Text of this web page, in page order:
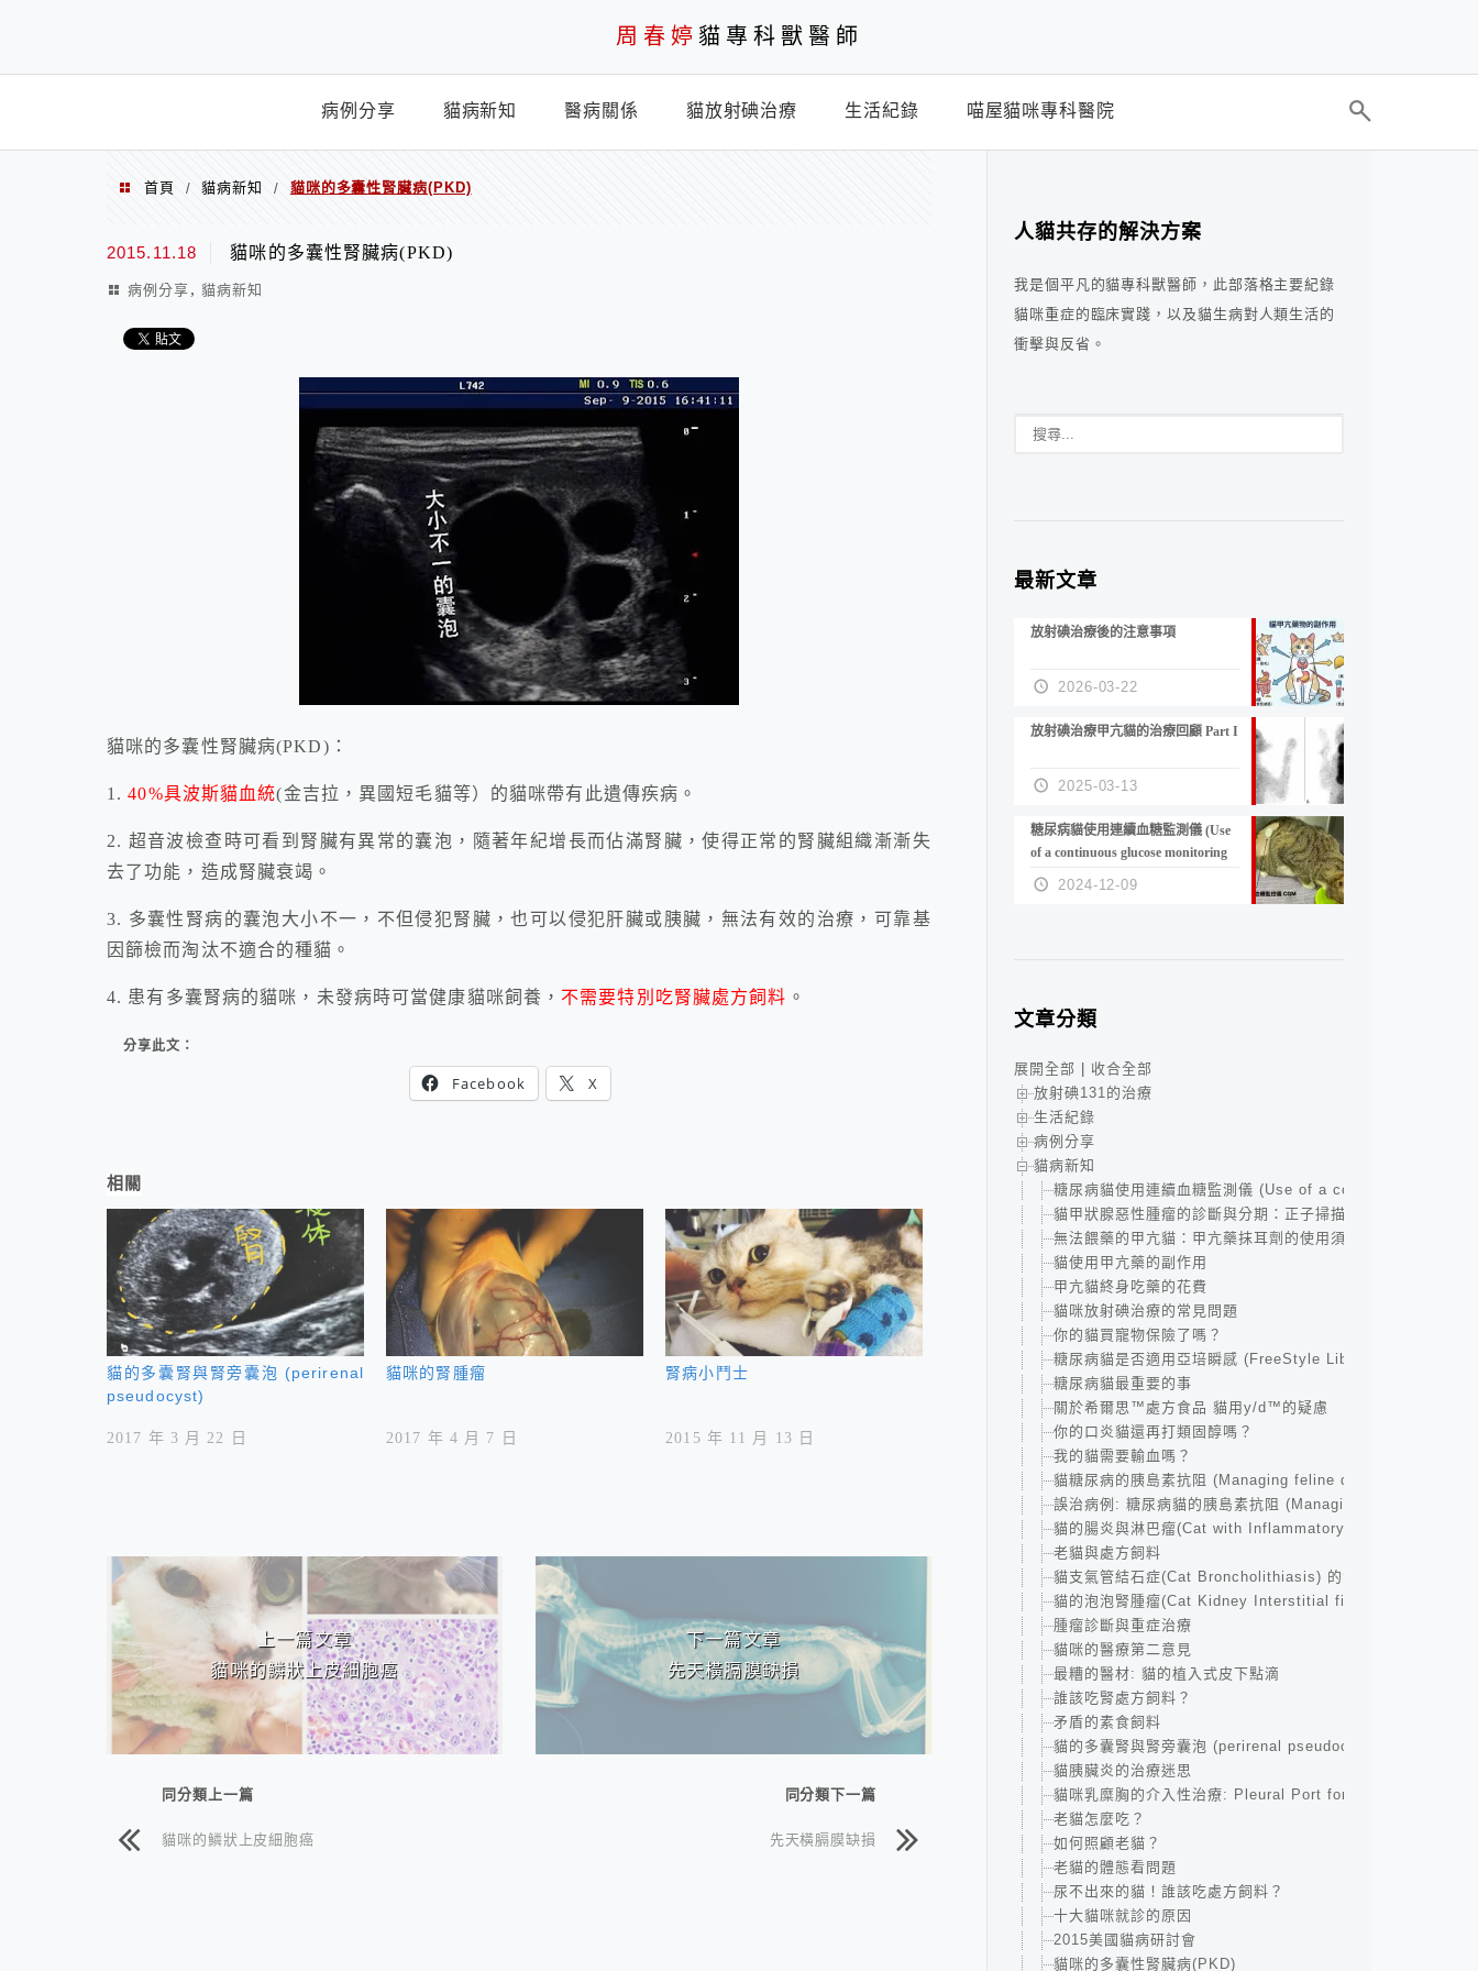
周春婷 貓專科獸醫師
病例分享 貓病新知 醫病關係 貓放射碘治療 生活紀錄 喵屋貓咪專科醫院
首頁 / 貓病新知 / 貓咪的多囊性腎臟病(PKD)
2015.11.18 貓咪的多囊性腎臟病(PKD)
病例分享 , 貓病新知
貓咪的多囊性腎臟病(PKD)：
1.40%具波斯貓血統(金吉拉，異國短毛貓等）的貓咪帶有 此遺傳疾病。
2. 超音波檢查時可看到腎臟有異常的囊泡，隨著年紀增長而佔滿腎臟，使得正常的腎臟組織漸漸失
去了功能，造成腎臟衰竭。
3. 多囊性腎病的囊泡大小不一，不但侵犯腎臟，也可以侵犯肝臟或胰臟，無法有效的治療，可靠基
因篩檢而淘汰不適合的種貓。
4. 患有多囊腎病的貓咪，未發病時可當健康貓咪飼養， 不需要特別吃腎臟處方飼料 。
分享此文：
Facebook X
相關
貓的多囊腎與腎旁囊泡 (perirenal
pseudocyst)
2017 年 3 月 22 日
貓咪的腎腫瘤
2017 年 4 月 7 日
腎病小鬥士
2015 年 11 月 13 日
相連文章
上一篇文章
貓咪的鱗狀上皮細胞癌
下一篇文章
先天橫膈膜缺損
同分類上一篇
貓咪的鱗狀上皮細胞癌
同分類下一篇
先天橫膈膜缺損
人貓共存的解決方案
我是個平凡的貓專科獸醫師，此部落格主要紀錄
貓咪重症的臨床實踐，以及貓生病對人類生活的
衝擊與反省。
最新文章
放射碘治療後的注意事項
2026-03-22
放射碘治療甲亢貓的治療回顧 Part I
2025-03-13
糖尿病貓使用連續血糖監測儀 (Use
of a continuous glucose monitoring
device in feline diabetes
management)
2024-12-09
文章分類
展開全部
收合全部
放射碘131的治療
生活紀錄
病例分享
貓病新知
糖尿病貓使用連續血糖監測儀 (Use of a continuous
貓甲狀腺惡性腫瘤的診斷與分期：正子掃描(PET Scan)與
無法餵藥的甲亢貓：甲亢藥抹耳劑的使用須知
貓使用甲亢藥的副作用
甲亢貓終身吃藥的花費
貓咪放射碘治療的常見問題
你的貓買寵物保險了嗎？
糖尿病貓是否適用亞培瞬感 (FreeStyle Libre)血糖機 ?
糖尿病貓最重要的事
關於希爾思™處方食品 貓用y/d™的疑慮
你的口炎貓還再打類固醇嗎？
我的貓需要輸血嗎？
貓糖尿病的胰島素抗阻 (Managing feline diabetes : insulin
誤治病例: 糖尿病貓的胰島素抗阻 (Managing feline
貓的腸炎與淋巴瘤(Cat with Inflammatory Bowel Disease
老貓與處方飼料
貓支氣管結石症(Cat Broncholithiasis) 的治療
貓的泡泡腎腫瘤(Cat Kidney Interstitial fibrosis with
腫瘤診斷與重症治療
貓咪的醫療第二意見
最糟的醫材: 貓的植入式皮下點滴
誰該吃腎處方飼料？
矛盾的素食飼料
貓的多囊腎與腎旁囊泡 (perirenal pseudocyst)
貓胰臟炎的治療迷思
貓咪乳糜胸的介入性治療: Pleural Port for idiopathic
老貓怎麼吃？
如何照顧老貓？
老貓的體態看問題
尿不出來的貓！誰該吃處方飼料？
十大貓咪就診的原因
2015美國貓病研討會
貓咪的多囊性腎臟病(PKD)